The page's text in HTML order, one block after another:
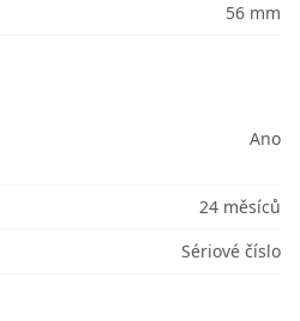
56 mm
Ano
24 měsíců
Sériové číslo